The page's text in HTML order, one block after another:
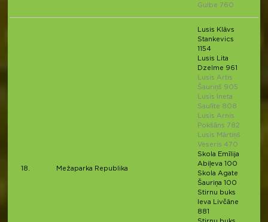
Gulbe 760
18. Mežaparka Republika
Lusis Klāvs
Stankevics
1154
Lusis Lita
Dzelme 961
Lusis Artis
Šauriņš 905
Lusis Ineta
Saulīte 808
Lusis Arnis
Pokšāns 782
Lusis Mārtiņš
Veseris 470
Skola Emīlija
Abiļeva 100
Skola Agate
Šauriņa 100
Stirnu buks
Ieva Livčāne
881